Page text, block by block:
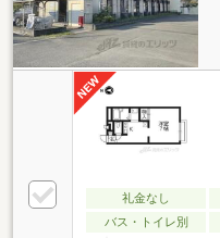
礼金なし
バス・トイレ別